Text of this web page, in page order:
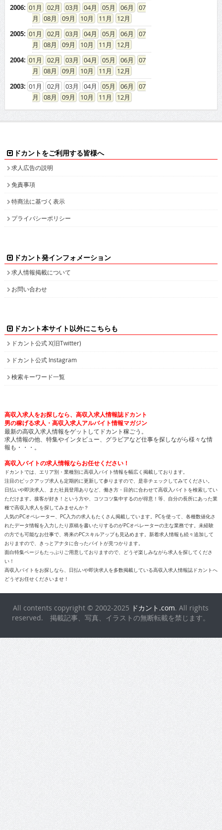
2006: 01 02 03 04 05 06
07
08
09 10 11
12
2005: 01 02 03 04 05 06
07
08
09 10 11
12
2004: 01 02 03 04 05 06
07
08
09 10 11
12
2003: 01 02 03 04 05 06
07
08
09 10 11 12
ドカントをご利用する皆様へ
求人広告の説明
免責事項
特商法に基づく表示
プライバシーポリシー
ドカント発インフォメーション
求人情報掲載について
お問い合わせ
ドカント本サイト以外にこちらも
ドカント公式 X(旧Twitter)
ドカント公式 Instagram
検索キーワード一覧
高収入求人をお探しなら、高収入求人情報誌ドカント
男の稼げる求人・高収入求人アルバイト情報マガジン
最新の高収入求人情報をゲットしてドカント稼ごう。
求人情報の他、特集やインタビュー、グラビアなど仕事を探しながら様々な情
報も・・・。
高収入バイトの求人情報ならお任せください！
ドカントでは、エリア別・業種別に高収入バイト情報を幅広く掲載しております。
注目のピックアップ求人も定期的に更新して参りますので、是非チェックしてみてください。
日払いや即決求人、また社員登用ありなど、働き方・目的に合わせて高収入バイトを検索してい
ただけます。接客が好き！という方や、コツコツ集中するのが得意！等、自分の長所にあった業
種で高収入求人を探してみませんか？
人気のPCオペレーター、PC入力の求人もたくさん掲載しています。PCを使って、各種数値化さ
れたデータ情報を入力したり原稿を書いたりするのがPCオペレーターの主な業務です。未経験
の方でも可能なお仕事で、将来のPCスキルアップも見込めます。新着求人情報も続々追加して
おりますので、きっとアナタに合ったバイトが見つかります。
面白特集ページもたっぷりご用意しておりますので、どうぞ楽しみながら求人を探してくださ
い！
高収入バイトをお探しなら、日払いや即決求人を多数掲載している高収入求人情報誌ドカントへ
どうぞお任せくださいませ！
All contents copyright © 2002-2025 ドカント.com. All rights
reserved. 掲載記事、写真、イラストの無断転載を禁じます。